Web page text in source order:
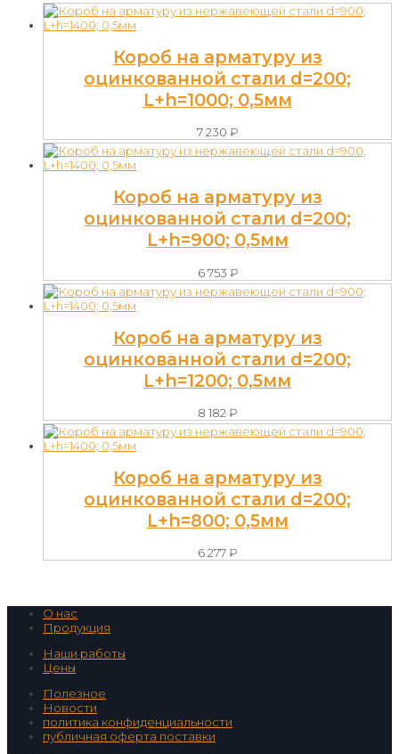
Короб на арматуру из
оцинкованной стали d=200;
L+h=1000; 0,5мм
7 230 ₽
Короб на арматуру из
оцинкованной стали d=200;
L+h=900; 0,5мм
6 753 ₽
Короб на арматуру из
оцинкованной стали d=200;
L+h=1200; 0,5мм
8 182 ₽
Короб на арматуру из
оцинкованной стали d=200;
L+h=800; 0,5мм
6 277₽
О нас
Продукция
Наши работы
Цены
Полезное
Новости
политика конфиденциальности
публичная оферта поставки